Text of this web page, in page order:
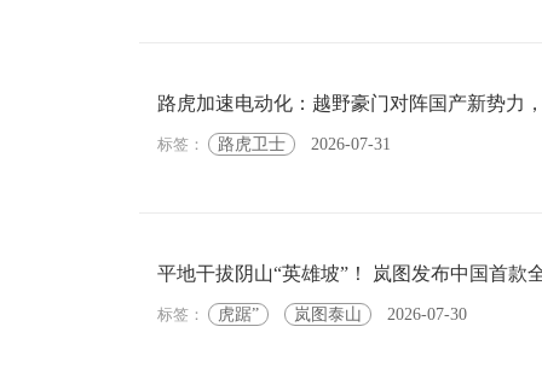
路虎加速电动化：越野豪门对阵国产新势力
标签： 路虎卫士 2026-07-31
平地干拔阴山“英雄坡”！ 岚图发布中国首款
标签： 虎踞” 岚图泰山 2026-07-30